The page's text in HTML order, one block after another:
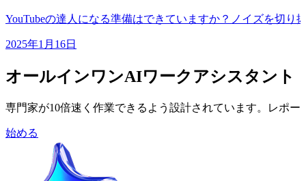
YouTubeの達人になる準備はできていますか？ノイズを切
2025年1月16日
オールインワンAIワークアシスタント
専門家が10倍速く作業できるよう設計されています。レポ
始める